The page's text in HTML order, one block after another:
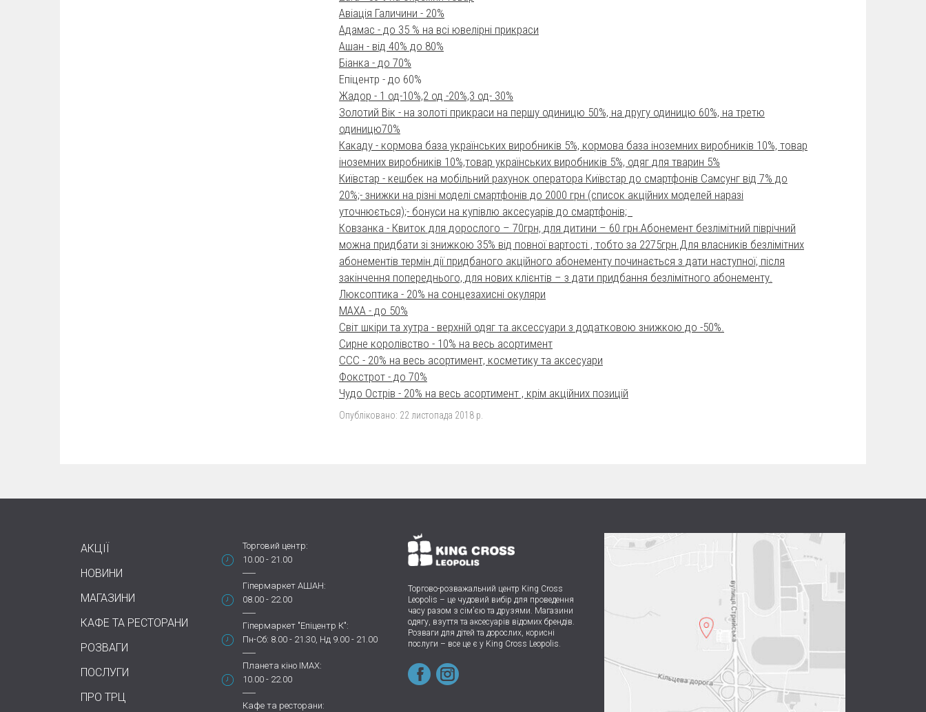
Авіація Галичини - 20%
Адамас - до 35 % на всі ювелірні прикраси
Ашан - від 40% до 80%
Біанка - до 70%
Епіцентр - до 60%
Жадор - 1 од-10%,2 од -20%,3 од- 30%
Золотий Вік - на золоті прикраси на першу одиницю 50%, на другу одиницю 60%, на третю
одиницю70%
Какаду - кормова база українських виробників 5%, кормова база іноземних виробників 10%, товар
іноземних виробників 10%,товар українських виробників 5%, одяг для тварин 5%
Київстар - кешбек на мобільний рахунок оператора Київстар до смартфонів Самсунг від 7% до
20%;- знижки на різні моделі смартфонів до 2000 грн (список акційних моделей наразі
уточнюється);- бонуси на купівлю аксесуарів до смартфонів;
Ковзанка - Квиток для дорослого – 70грн, для дитини – 60 грн.Абонемент безлімітний піврічний
можна придбати зі знижкою 35% від повної вартості , тобто за 2275грн.Для власників безлімітних
абонементів термін дії придбаного акційного абонементу починається з дати наступної, після
закінчення попереднього, для нових клієнтів – з дати придбання безлімітного абонементу.
Люксоптика - 20% на сонцезахисні окуляри
МАХА - до 50%
Світ шкіри та хутра - верхній одяг та аксессуари з додатковою знижкою до -50%.
Сирне королівство - 10% на весь асортимент
ССС - 20% на весь асортимент, косметику та аксесуари
Фокстрот - до 70%
Чудо Острів - 20% на весь асортимент , крім акційних позицій
Опубліковано: 22 листопада 2018 р.
АКЦІЇ
НОВИНИ
МАГАЗИНИ
КАФЕ ТА РЕСТОРАНИ
РОЗВАГИ
ПОСЛУГИ
ПРО ТРЦ
Торговий центр:
10.00 - 21.00
Гіпермаркет АШАН:
08.00 - 22.00
Гіпермаркет "Епіцентр К":
Пн-Сб: 8.00 - 21.30, Нд 9.00 - 21.00
Планета кіно IMAX:
10.00 - 22.00
Кафе та ресторани:
Торгово-розважальний центр King Cross
Leopolis – це чудовий вибір для проведення
часу разом з сім’єю та друзями. Магазини
одягу, взуття та аксесуарів відомих брендів.
Розваги для дітей та дорослих, корисні
послуги – все це є у King Cross Leopolis.